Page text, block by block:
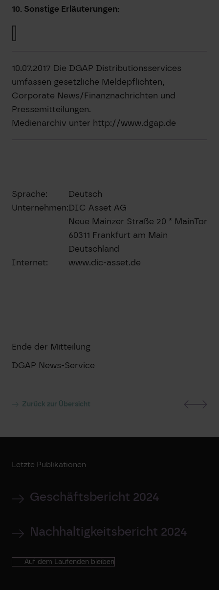
10. Sonstige Erläuterungen:
10.07.2017 Die DGAP Distributionsservices
umfassen gesetzliche Meldepflichten,
Corporate News/Finanznachrichten und
Pressemitteilungen.
Medienarchiv unter http://www.dgap.de
Sprache:
Deutsch
Unternehmen:DIC Asset AG
Neue Mainzer Straße 20 * MainTor
60311 Frankfurt am Main
Deutschland
Internet:
www.dic-asset.de
Ende der Mitteilung
DGAP News-Service
Zurück zur Übersicht
Letzte Publikationen
Geschäftsbericht 2024
Nachhaltigkeitsbericht 2024
Auf dem Laufenden bleiben